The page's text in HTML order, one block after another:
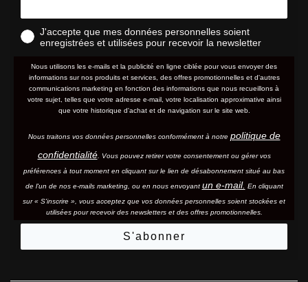
J'accepte que mes données personnelles soient
enregistrées et utilisées pour recevoir la newsletter
Nous utilisons les e-mails et la publicité en ligne ciblée pour vous envoyer des
informations sur nos produits et services, des offres promotionnelles et d'autres
communications marketing en fonction des informations que nous recueillons à
votre sujet, telles que votre adresse e-mail, votre localisation approximative ainsi
que votre historique d'achat et de navigation sur le site web.
Nous traitons vos données personnelles conformément à notre politique de
confidentialité. Vous pouvez retirer votre consentement ou gérer vos
préférences à tout moment en cliquant sur le lien de désabonnement situé au bas
de l'un de nos e-mails marketing, ou en nous envoyant un e-mail. En cliquant
sur « S'inscrire », vous acceptez que vos données personnelles soient stockées et
utilisées pour recevoir des newsletters et des offres promotionnelles.
S'abonner